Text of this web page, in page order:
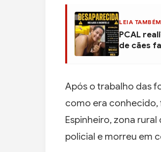
LEIA TAMBÉM
PCAL
de cães
Após o trabalho das
como era
Espinheiro, zona
policial e morreu em